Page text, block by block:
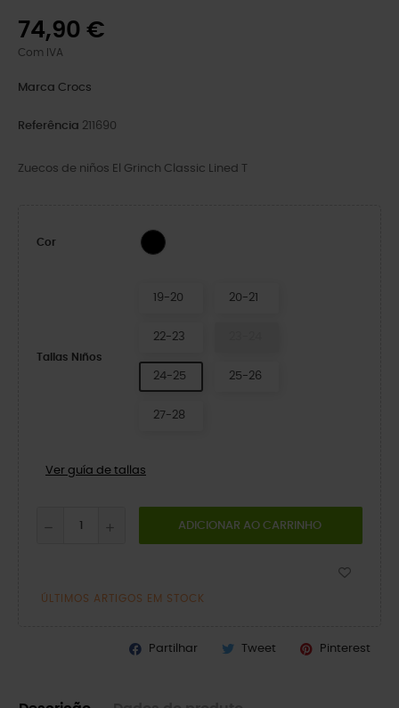
74,90 €
Com IVA
Marca Crocs
Referência 211690
Zuecos de niños El Grinch Classic Lined T
Cor Multi
Tallas Niños
19-20 20-21
22-23
24-25 25-26
27-28
Ver guía de tallas
ADICIONAR AO CARRINHO
ÚLTIMOS ARTIGOS EM STOCK
Partilhar Tweet Pinterest